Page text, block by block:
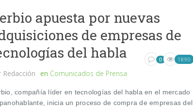
apuesta por nuevas
de empresas de
del habla
Redacción en Comunicados de Prensa
0 1890
compañía líder en tecnologías del habla en el mercado
inicia un proceso de compra de empresas del